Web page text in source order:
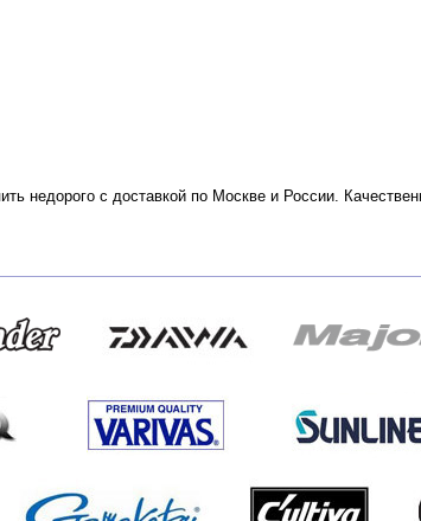
недорого с доставкой по Москве и России.